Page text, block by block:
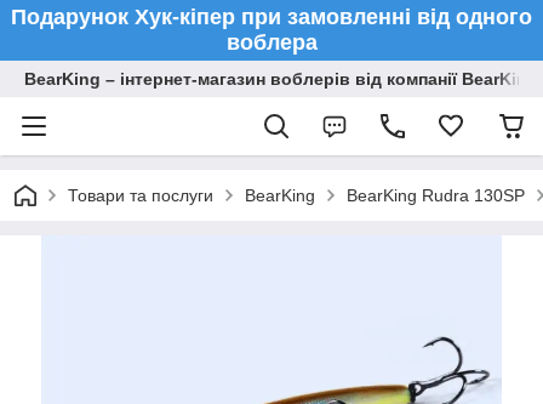
Подарунок Хук-кіпер при замовленні від одного
воблера
BearKing – інтернет-магазин воблерів від компанії BearKing
Товари та послуги BearKing BearKing Rudra 130SP